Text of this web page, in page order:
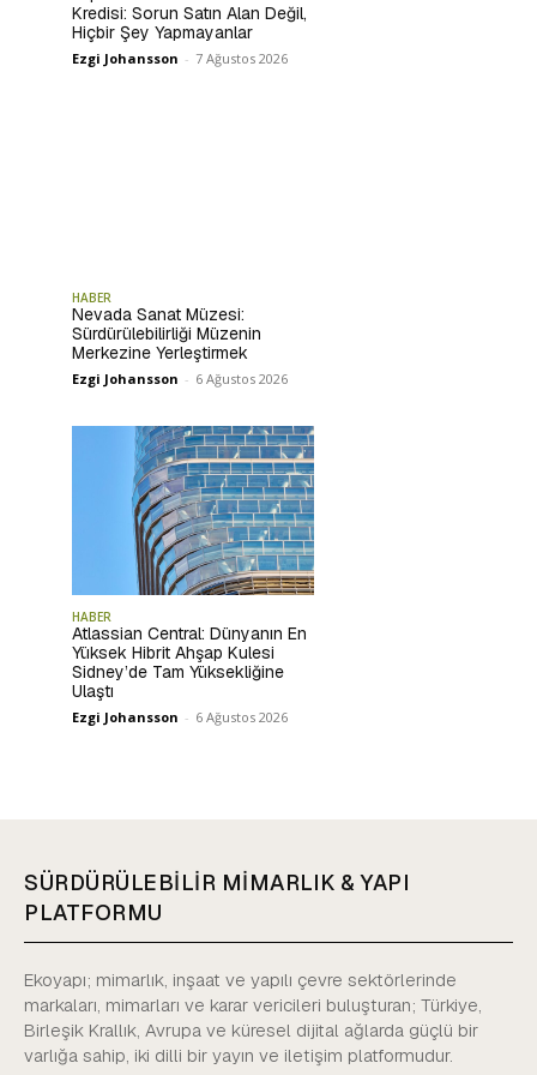
Kredisi: Sorun Satın Alan Değil,
Hiçbir Şey Yapmayanlar
Ezgi Johansson - 7 Ağustos 2026
HABER
Nevada Sanat Müzesi:
Sürdürülebilirliği Müzenin
Merkezine Yerleştirmek
Ezgi Johansson - 6 Ağustos 2026
HABER
Atlassian Central: Dünyanın En
Yüksek Hibrit Ahşap Kulesi
Sidney’de Tam Yüksekliğine
Ulaştı
Ezgi Johansson - 6 Ağustos 2026
SÜRDÜRÜLEBİLİR MİMARLIK & YAPI
PLATFORMU
Ekoyapı; mimarlık, inşaat ve yapılı çevre sektörlerinde
markaları, mimarları ve karar vericileri buluşturan; Türkiye,
Birleşik Krallık, Avrupa ve küresel dijital ağlarda güçlü bir
varlığa sahip, iki dilli bir yayın ve iletişim platformudur.